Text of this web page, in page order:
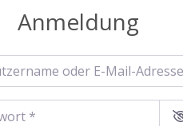
Anmeldung
oder E-Mail-Adresse